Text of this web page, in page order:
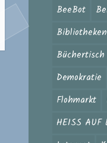
BeeBot
Bibliotheken
Büchertisch
Demokratie
Flohmarkt
HEISS AUF